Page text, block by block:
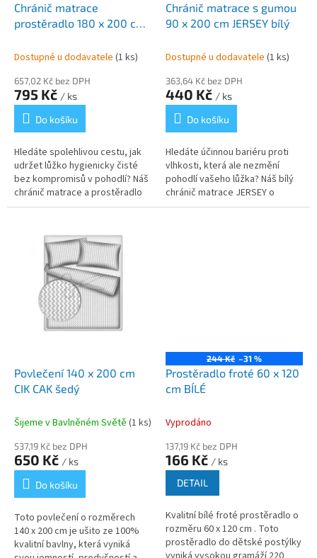
Chránič matrace
prostěradlo 180 x 200 cm
Dostupné u dodavatele (1 ks)
657,02 Kč bez DPH
795 Kč / ks
Do košíku
Hledáte spolehlivou cestu, jak
udržet lůžko hygienicky čisté
bez kompromisů v pohodlí? Náš
chránič matrace a prostěradlo
2v1 o rozměru 180 x 200 cm
Chránič matrace s gumou
90 x 200 cm JERSEY bílý
Dostupné u dodavatele (1 ks)
363,64 Kč bez DPH
440 Kč / ks
Do košíku
Hledáte účinnou bariéru proti
vlhkosti, která ale nezmění
pohodlí vašeho lůžka? Náš bílý
chránič matrace JERSEY o
rozměru 90 x 200 cm je ideálním
Povlečení 140 x 200 cm
CIK CAK šedý
Šijeme v Bavlněném Světě (1 ks)
537,19 Kč bez DPH
650 Kč / ks
Do košíku
Toto povlečení o rozměrech
140 x 200 cm je ušito ze 100%
kvalitní bavlny, která vyniká
244 Kč –31 %
Prostěradlo froté 60 x 120
cm BÍLÉ
Vyprodáno
137,19 Kč bez DPH
166 Kč / ks
DETAIL
Kvalitní bílé froté prostěradlo o
rozměru 60 x 120 cm . Toto
prostěradlo do dětské postýlky